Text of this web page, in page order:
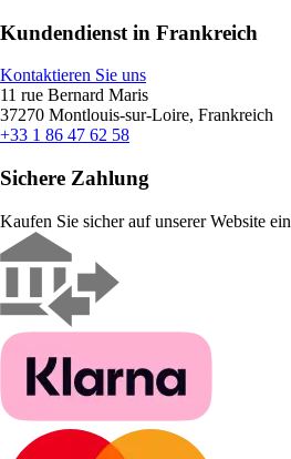
Kundendienst in Frankreich
Kontaktieren Sie uns
11 rue Bernard Maris
37270 Montlouis-sur-Loire, Frankreich
+33 1 86 47 62 58
Sichere Zahlung
Kaufen Sie sicher auf unserer Website ein